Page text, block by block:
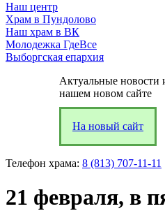
Наш центр
Храм в Пундолово
Наш храм в ВК
Молодежка ГдеВсе
Выборгская епархия
Актуальные новости
нашем новом сайте
На новый сайт
Телефон храма: 8 (813) 707-11-11
21 февраля, в